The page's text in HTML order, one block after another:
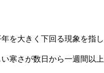
を大きく下回る現象を指し
寒さが数日から一週間以上